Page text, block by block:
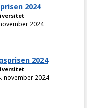
2024
2024
2024
november 2024